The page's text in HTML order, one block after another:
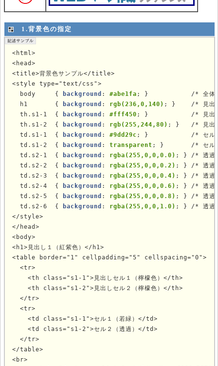
1.背景色の指定
<html>
<head>
<title>背景色サンプル</title>
<style type="text/css">
  body     {
background : #abe1fa ; }           /* 全体:
  h1       {
background : rgb(236,0,140) ; }    /* 見出し
  th.s1-1  {
background : #fff450 ; }           /* 見出し
  th.s1-2  {
background : rgb(255,244,80) ; }   /* 見出
  td.s1-1  {
background : #9dd29c ; }           /* セル
  td.s1-2  {
background : transparent ; }       /* セル
  td.s2-1  {
background : rgba(255,0,0,0.0) ; } /* 透過
  td.s2-2  {
background : rgba(255,0,0,0.2) ; } /* 透過
  td.s2-3  {
background : rgba(255,0,0,0.4) ; } /* 透過
  td.s2-4  {
background : rgba(255,0,0,0.6) ; } /* 透過
  td.s2-5  {
background : rgba(255,0,0,0.8) ; } /* 透過
  td.s2-6  {
background : rgba(255,0,0,1.0) ; } /* 透過
</style>
</head>
<body>
<h1>見出し１（紅紫色）</h1>
<table border="1" cellpadding="5" cellspacing="0">
  <tr>
    <th class="s1-1">見出しセル１（檸檬色）</th>
    <th class="s1-2">見出しセル２（檸檬色）</th>
  </tr>
  <tr>
    <td class="s1-1">セル１（若緑）</td>
    <td class="s1-2">セル２（透過）</td>
  </tr>
</table>
<br>